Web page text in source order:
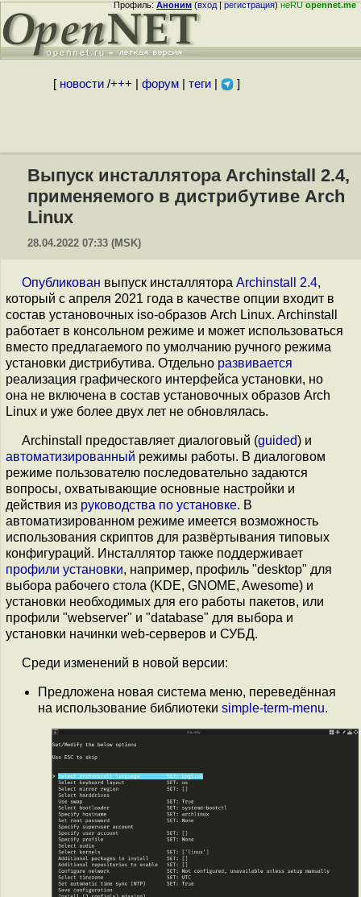
Профиль:Аноним(вход|регистрация)неRUopennet.me
[ новости/+++ форум| теги| ]
Выпуск инсталлятора Archinstall 2.4,
применяемого в дистрибутиве Arch
Linux
28.04.2022 07:33 (MSK)
Опубликован выпуск инсталлятора Archinstall 2.4,
который с апреля 2021 года в качестве опции входит в
состав установочных iso-образов Arch Linux. Archinstall
работает в консольном режиме и может использоваться
вместо предлагаемого по умолчанию ручного режима
установки дистрибутива. Отдельно развивается
реализация графического интерфейса установки, но
она не включена в состав установочных образов Arch
Linux и уже более двух лет не обновлялась.
Archinstall предоставляет диалоговый (guided) и
автоматизированный режимы работы. В диалоговом
режиме пользователю последовательно задаются
вопросы, охватывающие основные настройки и
действия из руководства по установке. В
автоматизированном режиме имеется возможность
использования скриптов для развёртывания типовых
конфигураций. Инсталлятор также поддерживает
профили установки, например, профиль "desktop" для
выбора рабочего стола (KDE, GNOME, Awesome) и
установки необходимых для его работы пакетов, или
профили "webserver" и "database" для выбора и
установки начинки web-серверов и СУБД.
Среди изменений в новой версии:
Предложена новая система меню, переведённая
на использование библиотеки simple-term-menu.